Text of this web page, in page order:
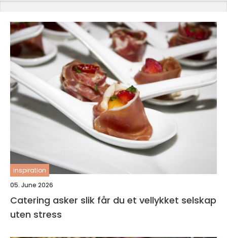
inspiration
05. June 2026
Catering asker slik får du et vellykket selskap
uten stress